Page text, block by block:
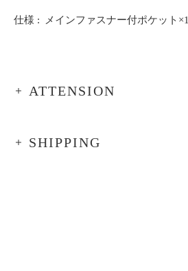
仕様 メインファスナー付ポケット×1
ATTENSION
SHIPPING